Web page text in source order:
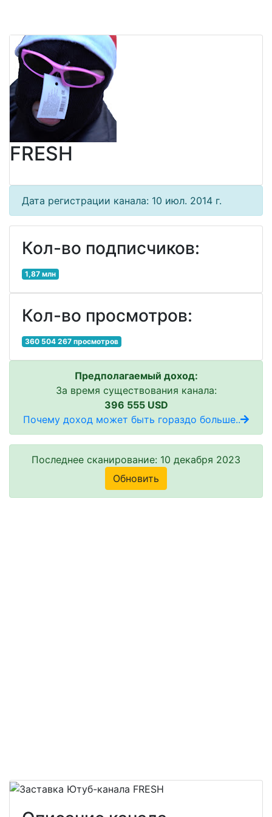
FRESH
Дата регистрации канала: 10 июл. 2014 г.
Кол-во подписчиков:
1,87 млн
Кол-во просмотров:
360 504 267 просмотров
Предполагаемый доход:
За время существования канала:
396 555 USD
Почему доход может быть гораздо больше..
Последнее сканирование: 10 декабря 2023
Обновить